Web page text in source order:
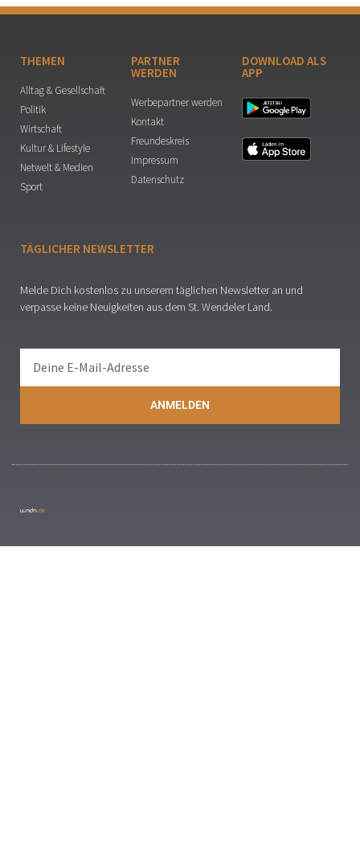
THEMEN
Alltag & Gesellschaft
Politik
Wirtschaft
Kultur & Lifestyle
Netwelt & Medien
Sport
PARTNER
WERDEN
Werbepartner werden
Kontakt
Freundeskreis
Impressum
Datenschutz
DOWNLOAD ALS
APP
TÄGLICHER NEWSLETTER
Melde Dich kostenlos zu unserem täglichen Newsletter an und
verpasse keine Neuigkeiten aus dem St. Wendeler Land.
ANMELDEN